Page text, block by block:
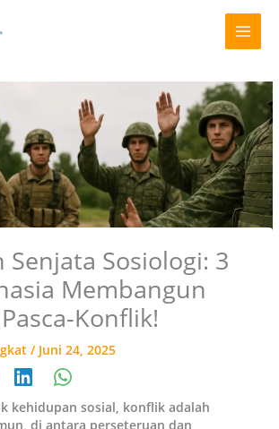
Senjata Sosiologi: 3
Membangun
Konflik!
/ Juni 24, 2025
kehidupan sosial, konflik adalah
di antara perseteruan dan